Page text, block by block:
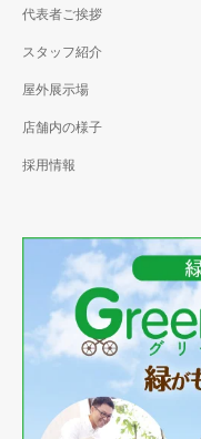
代表者ご挨拶
スタッフ紹介
屋外展示場
店舗内の様子
採用情報